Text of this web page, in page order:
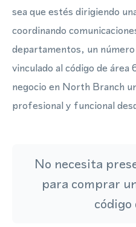
sea que estés dirigiendo
coordinando
departamentos, un
vinculado al código de
negocio en North Branch
profesional y funcional
No necesita
para comprar
código